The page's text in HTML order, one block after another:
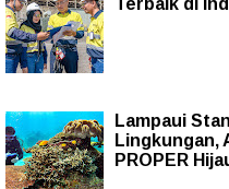
Lampaui
Lingkungan,
PROPER